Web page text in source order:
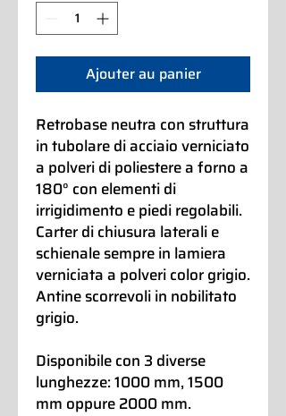
Ajouter au panier
Retrobase neutra con struttura
in tubolare di acciaio verniciato
a polveri di poliestere a forno a
180° con elementi di
irrigidimento e piedi regolabili.
Carter di chiusura laterali e
schienale sempre in lamiera
verniciata a polveri color grigio.
Antine scorrevoli in nobilitato
grigio.
Disponibile con 3 diverse
lunghezze: 1000 mm, 1500
mm oppure 2000 mm.